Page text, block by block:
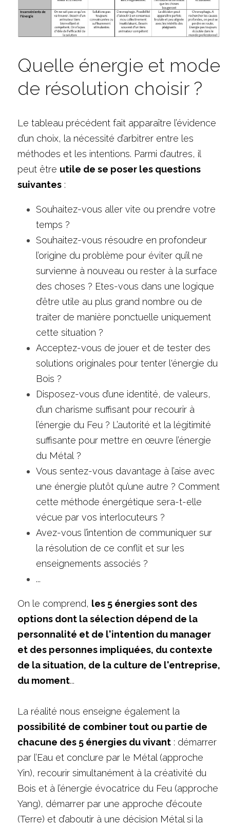
Quelle énergie et mode
de résolution choisir ?
Le tableau précédent fait apparaître l’évidence
d’un choix, la nécessité d’arbitrer entre les
méthodes et les intentions. Parmi d’autres, il
peut être utile de se poser les questions
suivantes :
Souhaitez-vous aller vite ou prendre votre
temps ?
Souhaitez-vous résoudre en profondeur
l’origine du problème pour éviter qu’il ne
survienne à nouveau ou rester à la surface
des choses ? Etes-vous dans une logique
d’être utile au plus grand nombre ou de
traiter de manière ponctuelle uniquement
cette situation ?
Acceptez-vous de jouer et de tester des
solutions originales pour tenter l'énergie du
Bois ?
Disposez-vous d’une identité, de valeurs,
d’un charisme suffisant pour recourir à
l’énergie du Feu ? L’autorité et la légitimité
suffisante pour mettre en œuvre l’énergie
du Métal ?
Vous sentez-vous davantage à l’aise avec
une énergie plutôt qu’une autre ? Comment
cette méthode énergétique sera-t-elle
vécue par vos interlocuteurs ?
Avez-vous l’intention de communiquer sur
la résolution de ce conflit et sur les
enseignements associés ?
...
On le comprend, les 5 énergies sont des
options dont la sélection dépend de la
personnalité et de l'intention du manager
et des personnes impliquées, du contexte
de la situation, de la culture de l'entreprise,
du moment...
possibilité de combiner tout ou partie de
chacune des 5 énergies du vivant : démarrer
par l’Eau et conclure par le Métal (approche
Yin), recourir simultanément à la créativité du
Bois et à l’énergie évocatrice du Feu (approche
Yang), démarrer par une approche d’écoute
(Terre) et d’aboutir à une décision Métal si la